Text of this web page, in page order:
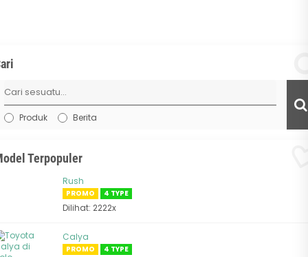
Produk Berita
Terpopuler
Rush
PROMO 4 TYPE
Dilihat: 2222x
Calya
PROMO 4 TYPE